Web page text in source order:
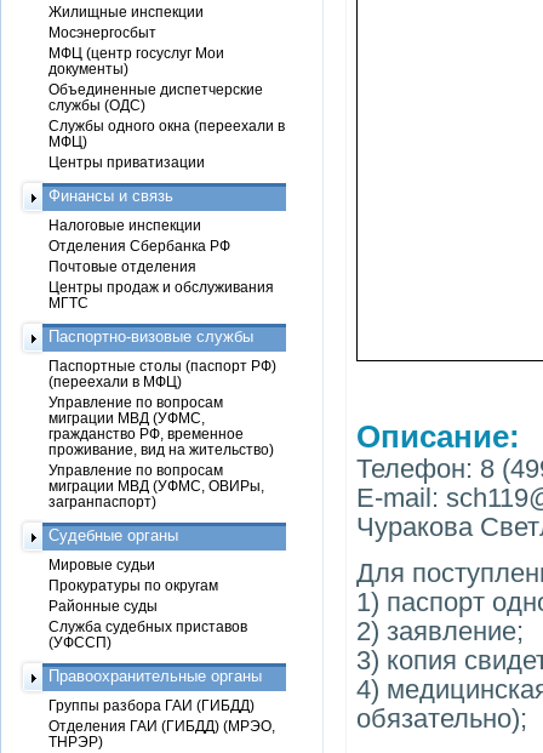
Описание:
Телефон: 8
E-mail:
Чуракова
Для
1) паспорт
2) заявление;
3) копия
4)
обязательно);
Жилищные инспекции
Мосэнергосбыт
МФЦ (центр госуслуг Мои
документы)
Объединенные диспетчерские
службы (ОДС)
Службы одного окна (переехали в
МФЦ)
Центры приватизации
Финансы и связь
Налоговые инспекции
Отделения Сбербанка РФ
Почтовые отделения
Центры продаж и обслуживания
МГТС
Паспортно-визовые службы
Паспортные столы (паспорт РФ)
(переехали в МФЦ)
Управление по вопросам
миграции МВД (УФМС,
гражданство РФ, временное
проживание, вид на жительство)
Управление по вопросам
миграции МВД (УФМС, ОВИРы,
загранпаспорт)
Судебные органы
Мировые судьи
Прокуратуры по округам
Районные суды
Служба судебных приставов
(УФССП)
Правоохранительные органы
Группы разбора ГАИ (ГИБДД)
Отделения ГАИ (ГИБДД) (МРЭО,
ТНРЭР)